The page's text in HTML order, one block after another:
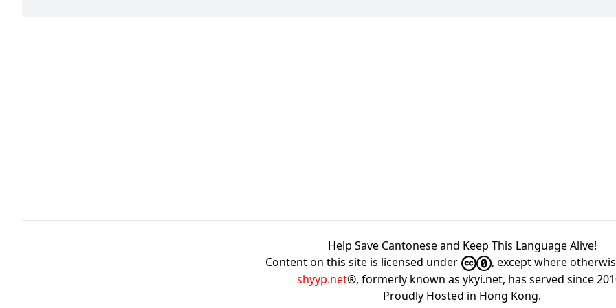
Help Save Cantonese and Keep This Language Alive!
Content on this site is licensed under
, except where
shyyp.net®, formerly known as ykyi.net, has served since
Proudly Hosted in Hong Kong.